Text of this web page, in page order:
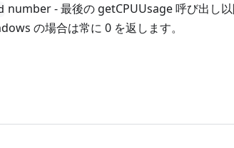
number - 最後の getCPUUsage 呼び出し
の場合は常に 0 を返します。